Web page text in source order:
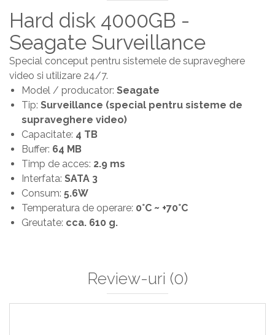
Hard disk 4000GB -
Seagate Surveillance
Special conceput pentru sistemele de supraveghere
video si utilizare 24/7.
Model / producator: Seagate
Tip: Surveillance (special pentru sisteme de
supraveghere video)
Capacitate: 4 TB
Buffer: 64 MB
Timp de acces: 2.9 ms
Interfata: SATA 3
Consum: 5.6W
Temperatura de operare: 0°C ~ +70°C
Greutate: cca. 610 g.
Review-uri (0)